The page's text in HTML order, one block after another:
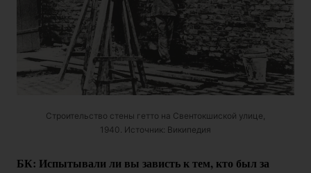
Строительство стены гетто на Свентокшиской улице,
1940. Источник: Википедия
БК: Испытывали ли вы зависть к тем, кто был за